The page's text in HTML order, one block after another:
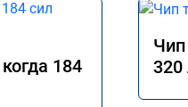
184
Чип
320